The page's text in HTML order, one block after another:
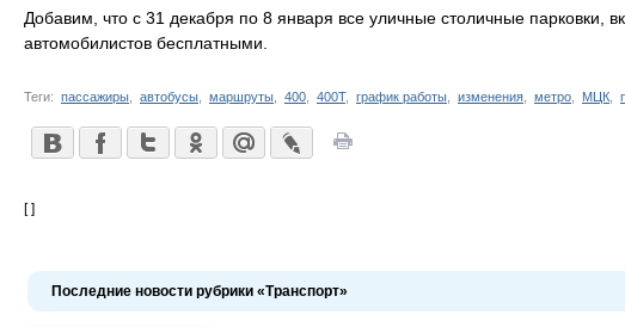
Добавим, что с 31 декабря по 8 января все уличные столичные парковки,
автомобилистов бесплатными.
Теги: пассажиры автобусы маршруты 400 400Т, график работы изменения метро МЦК
[ ]
Последние новости рубрики «Транспорт»